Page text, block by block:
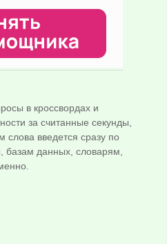
в кроссвордах и
за считанные секунды,
слова введется сразу по
базам данных, словарям,